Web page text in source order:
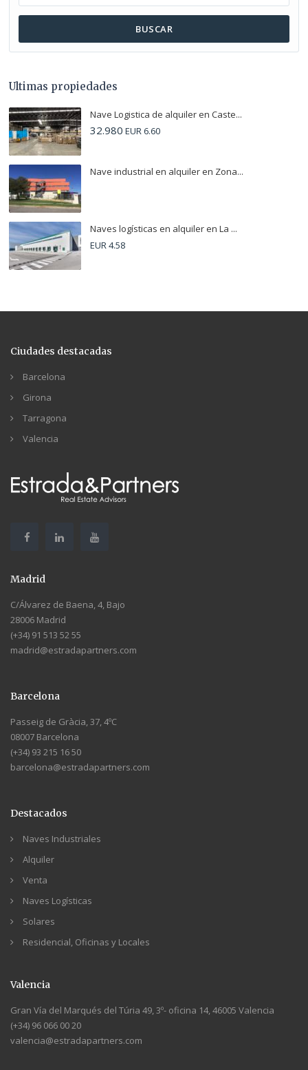
BUSCAR
Ultimas propiedades
Nave Logistica de alquiler en Caste...
32.980 EUR 6.60
Nave industrial en alquiler en Zona...
Naves logísticas en alquiler en La ...
EUR 4.58
Ciudades destacadas
Barcelona
Girona
Tarragona
Valencia
Madrid
C/Álvarez de Baena, 4, Bajo
28006 Madrid
(+34) 91 513 52 55
madrid@estradapartners.com
Barcelona
Passeig de Gràcia, 37, 4ºC
08007 Barcelona
(+34) 93 215 16 50
barcelona@estradapartners.com
Destacados
Naves Industriales
Alquiler
Venta
Naves Logísticas
Solares
Residencial, Oficinas y Locales
Valencia
Gran Vía del Marqués del Túria 49, 3º- oficina 14, 46005 Valencia
(+34) 96 066 00 20
valencia@estradapartners.com